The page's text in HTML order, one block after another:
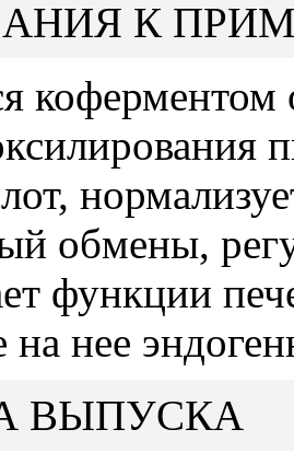
К
коферментом
обмены,
функции
на нее
ВЫПУСКА